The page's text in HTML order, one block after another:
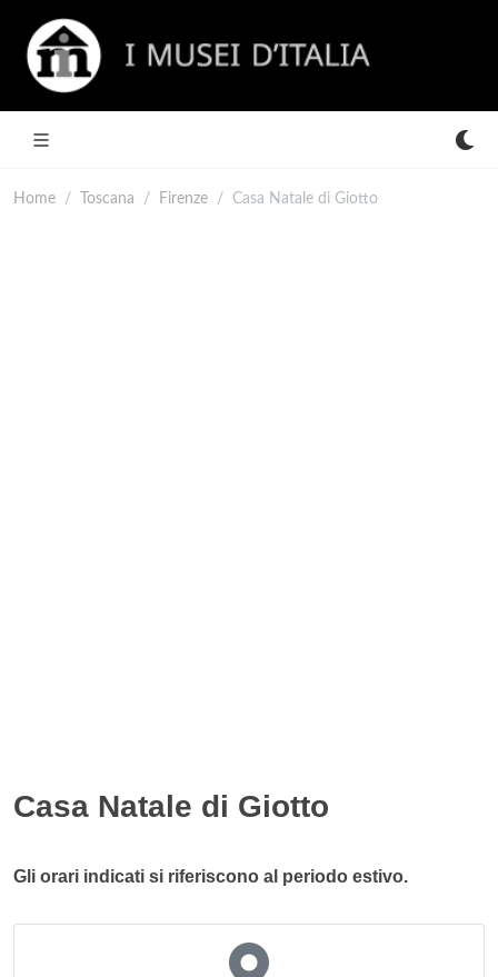
Home Toscana Firenze Casa Natale di Giotto
Casa Natale di Giotto
Gli orari indicati si riferiscono al periodo estivo.